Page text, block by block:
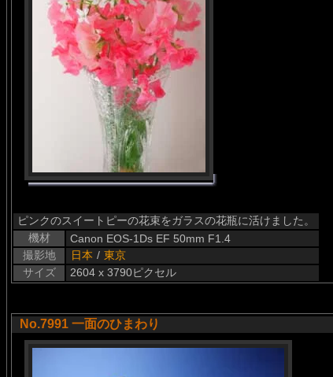
ピンクのスイートピーの花束をガラスの花瓶に活けました。
機材
Canon EOS-1Ds EF 50mm F1.4
撮影地
日本 / 東京
サイズ
2604 x 3790ピクセル
No.7991 一面のひまわり